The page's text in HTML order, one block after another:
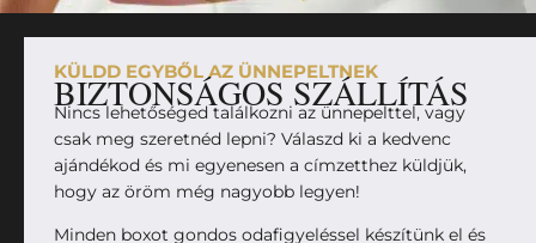
KÜLDD EGYBŐL AZ ÜNNEPELTNEK
BIZTONSÁGOS SZÁLLÍTÁS
Nincs lehetőséged találkozni az ünnepelttel, vagy
csak meg szeretnéd lepni? Válaszd ki a kedvenc
ajándékod és mi egyenesen a címzetthez küldjük,
hogy az öröm még nagyobb legyen!
Minden boxot gondos odafigyeléssel készítünk el és